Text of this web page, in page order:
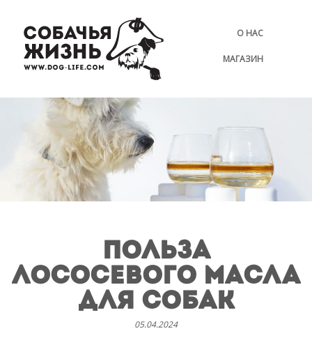
О НАС
МАГАЗИН
ПОЛЬЗА
ЛОСОСЕВОГО МАСЛА
ДЛЯ СОБАК
05.04.2024